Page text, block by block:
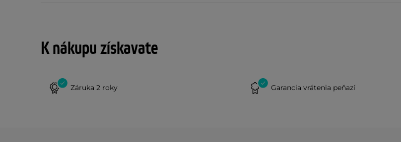
K nákupu získavate
Záruka 2 roky Garancia vrátenia peňazí